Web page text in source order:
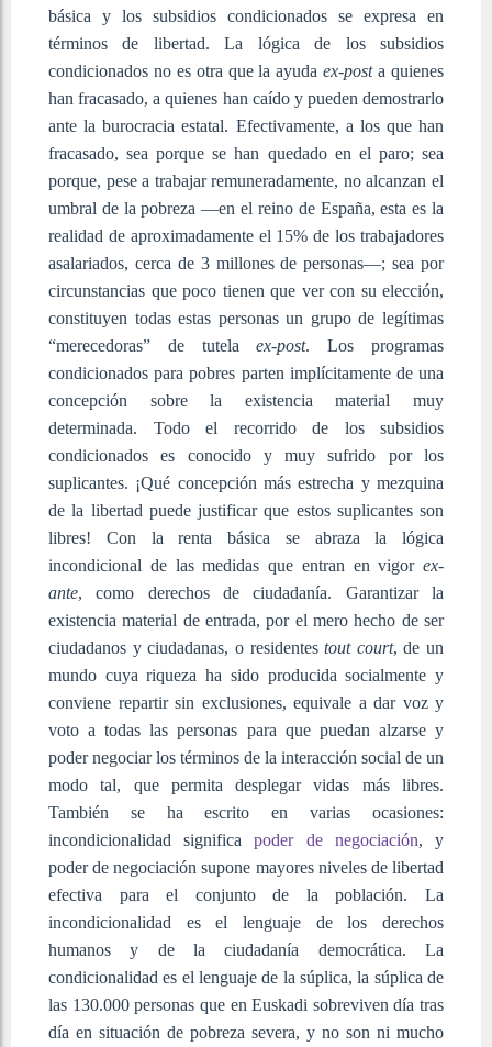
básica y los subsidios condicionados se expresa en
términos de libertad. La lógica de los subsidios
condicionados no es otra que la ayudaex-posta quienes
han fracasado, a quienes han caído y pueden demostrarlo
ante la burocracia estatal. Efectivamente, a los que han
fracasado, sea porque se han quedado en el paro; sea
porque, pese a trabajar remuneradamente, no alcanzan el
umbral de la pobreza —en el reino de España, esta es la
realidad de aproximadamente el 15% de los trabajadores
asalariados, cerca de 3 millones de personas—; sea por
circunstancias que poco tienen que ver con su elección,
constituyen todas estas personas un grupo de legítimas
“merecedoras” de tutelaex-post. Los programas
condicionados para pobres parten implícitamente de una
concepción sobre la existencia material muy
determinada. Todo el recorrido de los subsidios
condicionados es conocido y muy sufrido por los
suplicantes. ¡Qué concepción más estrecha y mezquina
de la libertad puede justificar que estos suplicantes son
libres! Con la renta básica se abraza la lógica
incondicional de las medidas que entran en vigor ex-
ante, como derechos de ciudadanía. Garantizar la
existencia material de entrada, por el mero hecho de ser
ciudadanos y ciudadanas, o residentestout court, de un
mundo cuya riqueza ha sido producida socialmente y
conviene repartir sin exclusiones, equivale a dar voz y
voto a todas las personas para que puedan alzarse y
poder negociar los términos de la interacción social de un
modo tal, que permita desplegar vidas más libres.
También se ha escrito en varias ocasiones:
incondicionalidad significapoder de negociación, y
poder de negociación supone mayores niveles de libertad
efectiva para el conjunto de la población. La
incondicionalidad es el lenguaje de los derechos
humanos y de la ciudadanía democrática. La
condicionalidad es el lenguaje de la súplica, la súplica de
las 130.000 personas que en Euskadi sobreviven día tras
día en situación de pobreza severa, y no son ni mucho